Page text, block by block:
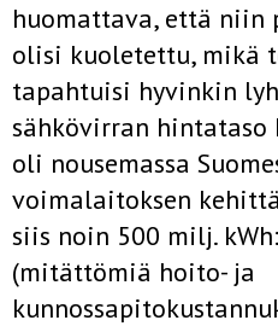
huomattava, että
olisi kuoletettu, mikä
tapahtuisi hyvinkin
sähkövirran hinta­taso
oli nousemassa
voima­laitoksen
siis noin 500 milj.
(mitättömiä hoito- ja